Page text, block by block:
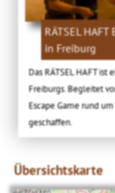
RÄTSEL
in Freiburg
Das RÄTSEL HAFT
Freiburgs. Begleitet
Escape Game rund
geschaffen.
Übersichtskarte